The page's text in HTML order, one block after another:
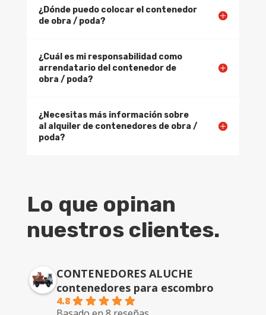
¿Dónde puedo colocar el contenedor
de obra / poda?
¿Cuál es mi responsabilidad como
arrendatario del contenedor de
obra / poda?
¿Necesitas más información sobre
al alquiler de contenedores de obra /
poda?
Lo que opinan
nuestros clientes.
CONTENEDORES ALUCHE
contenedores para escombro
4.8